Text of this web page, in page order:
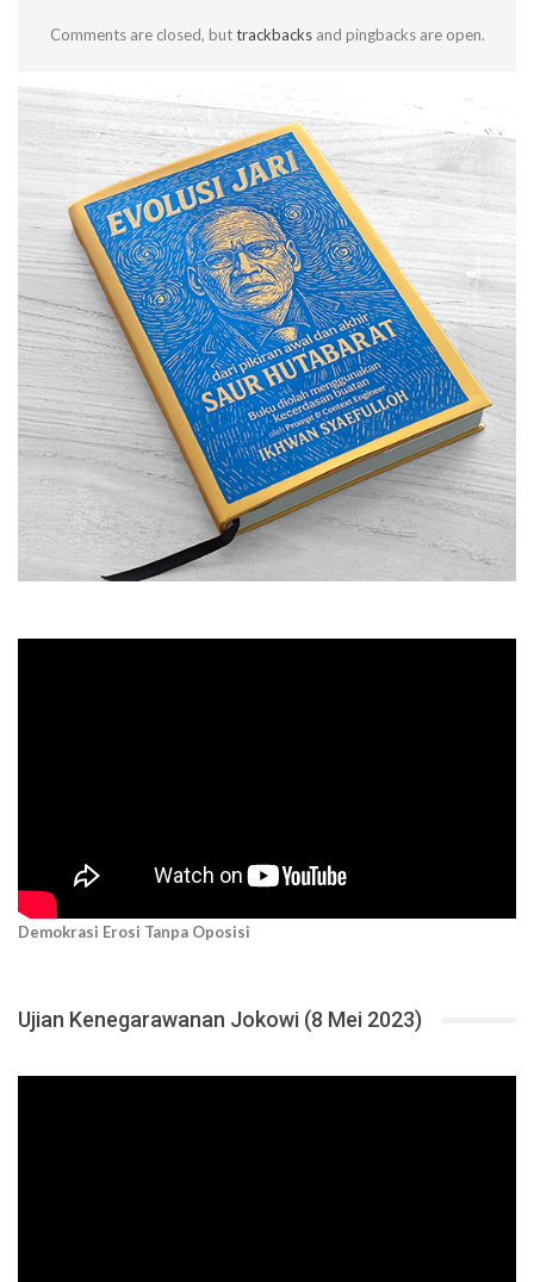
Comments are closed, buttrackbacksand pingbacks are open.
Demokrasi Erosi Tanpa Oposisi
Ujian Kenegarawanan Jokowi (8 Mei 2023)